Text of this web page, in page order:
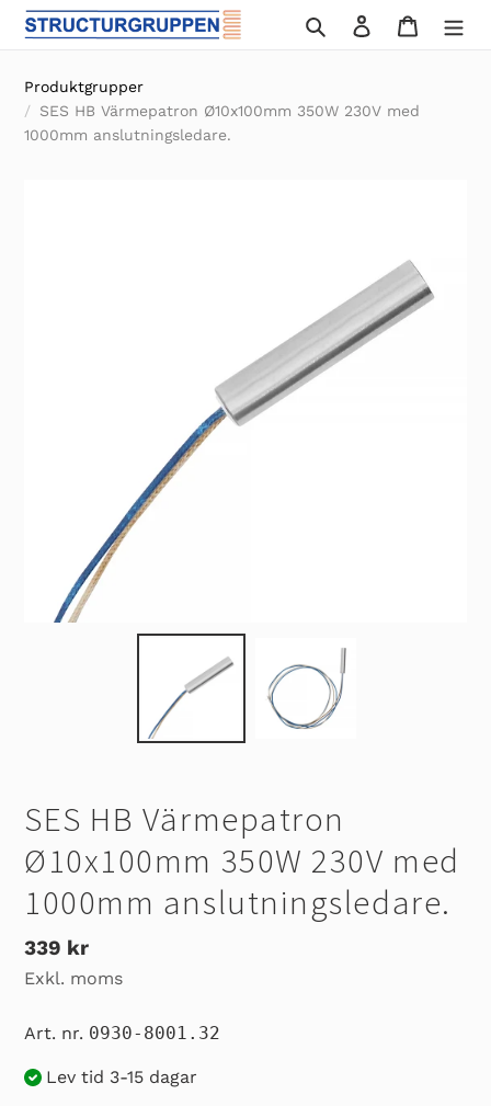
vidare
innehåll
Sök Logga in
Produktgrupper
SES HB Värmepatron Ø10x100mm 350W 230V med
1000mm anslutningsledare.
SES HB Värmepatron
Ø10x100mm 350W 230V med
1000mm anslutningsledare.
Ordinarie
pris
339 kr
Exkl. moms
Art. nr. 0930-8001.32
Lev tid 3-15 dagar